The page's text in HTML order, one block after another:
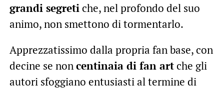
grandi segretiche, nel profondo del suo
animo, non smettono di tormentarlo.
Apprezzatissimo dalla propria fan base, con
decine se noncentinaia di fan artche gli
autori sfoggiano entusiasti al termine di